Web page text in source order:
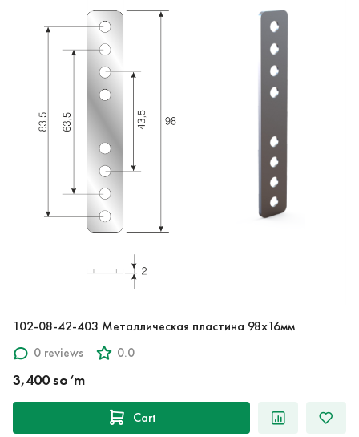
102-08-42-403 Металлическая пластина 98x16мм
0 reviews
0.0
3,400 so‘m
Cart